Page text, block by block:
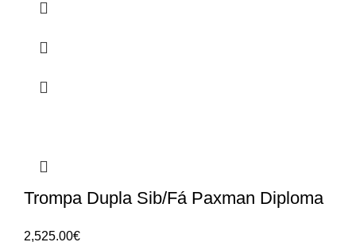
Trompa Dupla Sib/Fá Paxman Diploma
2,525.00€